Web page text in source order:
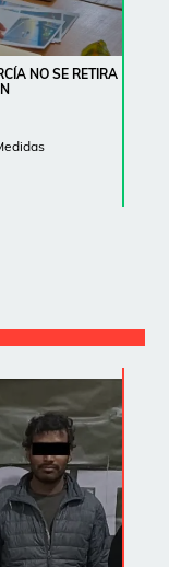
NO SE RETIRA